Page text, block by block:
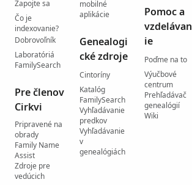
Zapojte sa
Čo je
indexovanie?
Dobrovoľník
Laboratóriá
FamilySearch
Pre členov
Cirkvi
Pripravené na
obrady
Family Name
Assist
Zdroje pre
vedúcich
mobilné
aplikácie
Genealogi
cké zdroje
Cintoríny
Katalóg
FamilySearch
Vyhľadávanie
predkov
Vyhľadávanie
v
genealógiách
Pomoc a
vzdelávan
ie
Poďme na to
Výučbové
centrum
Prehľadávač
genealógií
Wiki